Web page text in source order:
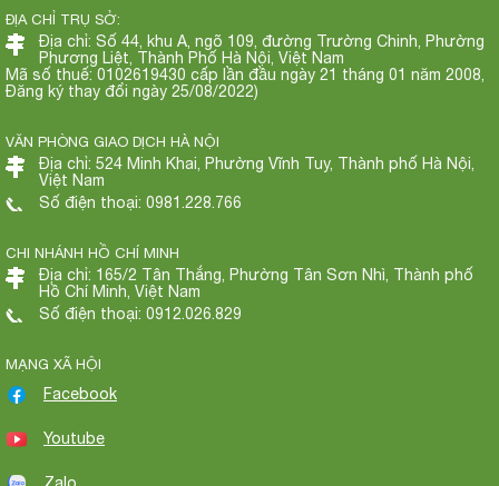
ĐỊA CHỈ TRỤ SỞ:
Địa chỉ: Số 44, khu A, ngõ 109, đường Trường Chinh, Phường
Phương Liệt, Thành Phố Hà Nội, Việt Nam
Mã số thuế: 0102619430 cấp lần đầu ngày 21 tháng 01 năm 2008,
Đăng ký thay đổi ngày 25/08/2022)
VĂN PHÒNG GIAO DỊCH HÀ NỘI
Địa chỉ: 524 Minh Khai, Phường Vĩnh Tuy, Thành phố Hà Nội,
Việt Nam
Số điện thoại: 0981.228.766
CHI NHÁNH HỒ CHÍ MINH
Địa chỉ: 165/2 Tân Thắng, Phường Tân Sơn Nhì, Thành phố
Hồ Chí Minh, Việt Nam
Số điện thoại: 0912.026.829
MẠNG XÃ HỘI
Facebook
Youtube